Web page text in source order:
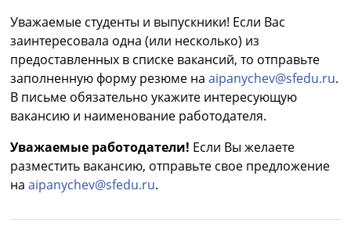
Уважаемые студенты и выпускники! Если Вас
заинтересовала одна (или несколько) из
предоставленных в списке вакансий, то отправьте
заполненную форму резюме наaipanychev@sfedu.ru.
В письме обязательно укажите интересующую
вакансию и наименование работодателя.
Уважаемые работодатели! Если Вы желаете
разместить вакансию, отправьте свое предложение
наaipanychev@sfedu.ru.